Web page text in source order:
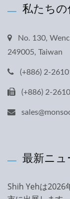
私たちの
No. 130,
249005, Taiwan
(+886) 2-
(+886) 2-
最新ニュ
Shih Yehは2026